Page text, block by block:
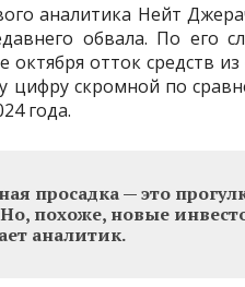
аналитика Нейт
обвала. По его
октября отток средств
цифру скромной по
года.
просадка — это
Но, похоже, новые
аналитик.